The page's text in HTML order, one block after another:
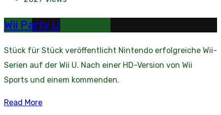
Wii Party U
Stück für Stück veröffentlicht Nintendo erfolgreiche Wii-
Serien auf der Wii U. Nach einer HD-Version von Wii
Sports und einem kommenden.
Read More